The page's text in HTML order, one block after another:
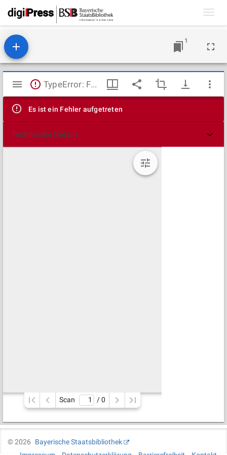
1
Mirador
Viewer
TypeError: Failed to fetch
Es ist ein Fehler aufgetreten
Technische Details
Scan / 0
©2026
Bayerische Staatsbibliothek